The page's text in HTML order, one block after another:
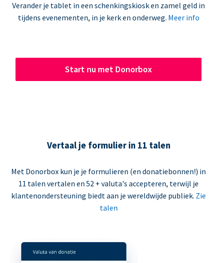
Verander je tablet in een schenkingskiosk en zamel geld in
tijdens evenementen, in je kerk en onderweg. Meer info
Start nu met Donorbox
Vertaal je formulier in 11 talen
Met Donorbox kun je je formulieren (en donatiebonnen!) in
11 talen vertalen en 52 + valuta's accepteren, terwijl je
klantenondersteuning biedt aan je wereldwijde publiek. Zie
talen